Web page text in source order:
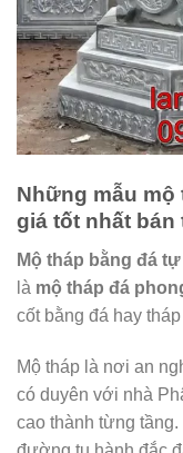
Những mẫu mộ
giá tốt nhất bán
Mộ tháp bằng đá
là mộ tháp đá
cốt bằng đá hay
Mộ tháp là nơi an
có duyên với nhà
cao thành từng